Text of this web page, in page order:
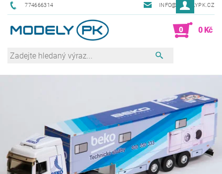
774666314 INFO@MODELYPK.CZ
0 0 Kč